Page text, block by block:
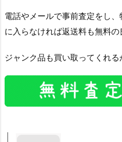
電話やメールで事前査定をし
に入らなければ返送料も無料の
ジャンク品も買い取ってくれる